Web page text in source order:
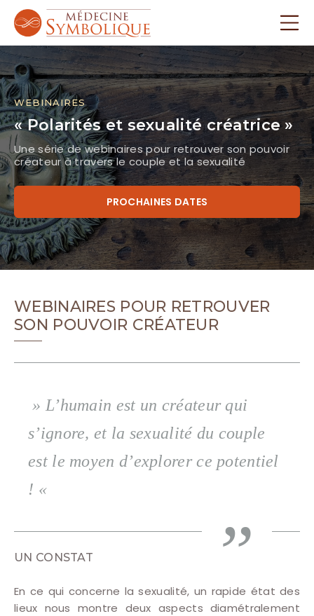
WEBINAIRES
« Polarités et sexualité créatrice »
Une série de webinaires pour retrouver son pouvoir
créateur à travers le couple et la sexualité
PROCHAINES DATES
WEBINAIRES POUR RETROUVER
SON POUVOIR CRÉATEUR
» L’humain est un créateur qui
s’ignore, et la sexualité du couple
est le moyen d’explorer ce potentiel
! «
UN CONSTAT
En ce qui concerne la sexualité, un rapide état des
lieux nous montre deux aspects diamétralement